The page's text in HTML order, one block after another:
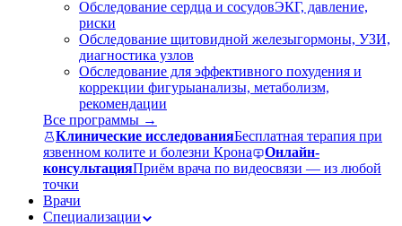
Обследование сердца и сосудовЭКГ, давление,
риски
Обследование щитовидной железыгормоны, УЗИ,
диагностика узлов
Обследование для эффективного похудения и
коррекции фигурыанализы, метаболизм,
рекомендации
Все программы →
Клинические исследованияБесплатная терапия при
язвенном колите и болезни Крона
Онлайн-
консультацияПриём врача по видеосвязи — из любой
точки
Врачи
Специализации